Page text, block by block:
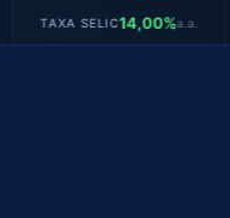
SELIC14,00%a.a. IPCA